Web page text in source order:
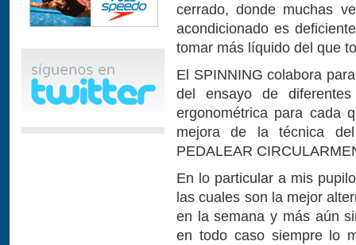
cerrado, donde muchas
acondicionado es
tomar más líquido del que
El SPINNING colabora
del ensayo de
ergonométrica para cada
mejora de la técnica
PEDALEAR
En lo particular a mis
las cuales son la mejor
en la semana y más aún
en todo caso siempre lo